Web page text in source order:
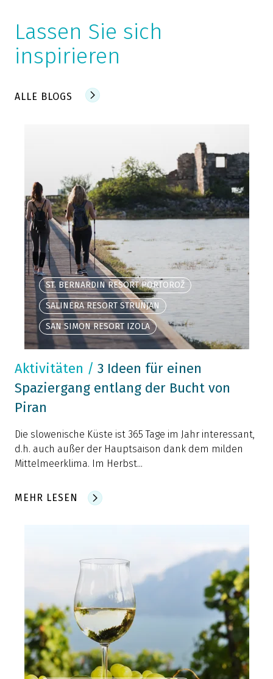
Lassen Sie sich
inspirieren
ALLE BLOGS
ST. BERNARDIN RESORT PORTOROŽ
SALINERA RESORT STRUNJAN
SAN SIMON RESORT IZOLA
Aktivitäten / 3 Ideen für einen
Spaziergang entlang der Bucht von
Piran
Die slowenische Küste ist 365 Tage im Jahr interessant,
d.h. auch außer der Hauptsaison dank dem milden
Mittelmeerklima. Im Herbst...
MEHR LESEN